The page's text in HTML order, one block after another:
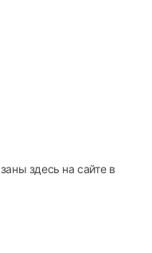
здесь на сайте в